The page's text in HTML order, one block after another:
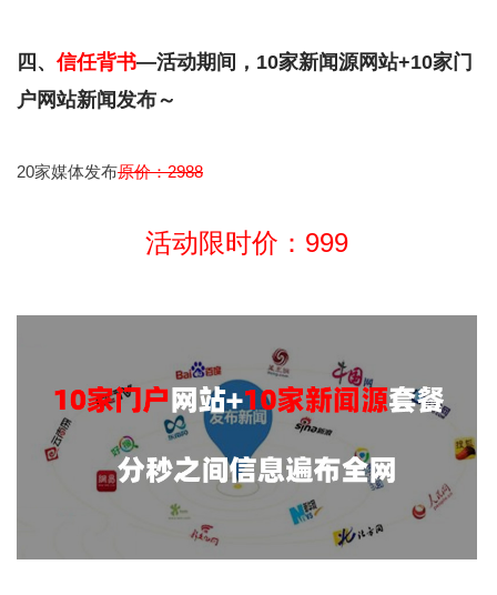
四、 信任背书—活动期间，10家新闻源网站+10家门
户网站新闻发布～
20家媒体发布原价：2988
活动限时价：999